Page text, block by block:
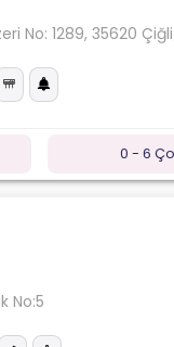
No: 1289, 35620
0 - 6
No:5